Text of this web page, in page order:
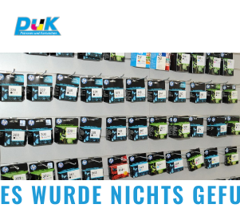
Zum
Inhalt
springen
ES WURDE NICHTS